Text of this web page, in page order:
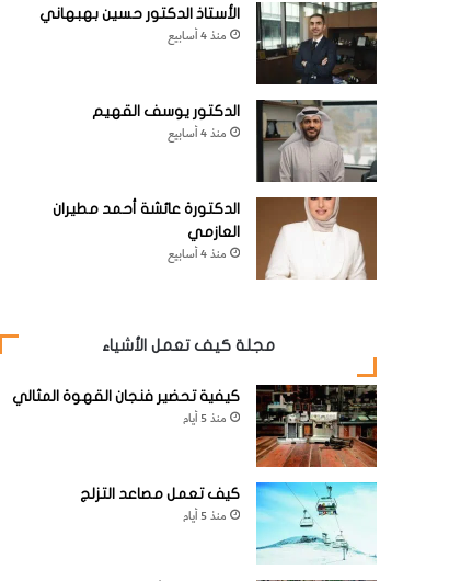
الأستاذ الدكتور حسين بهبهاني
منذ 4 أسابيع
الدكتور يوسف القهيم
منذ 4 أسابيع
الدكتورة عائشة أحمد مطيران
العازمي
منذ 4 أسابيع
مجلة كيف تعمل الأشياء
كيفية تحضير فنجان القهوة المثالي
منذ 5 أيام
كيف تعمل مصاعد التزلج
منذ 5 أيام